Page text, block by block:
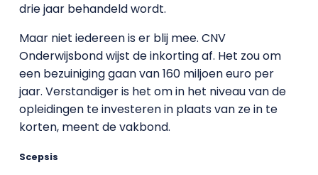
drie jaar behandeld wordt.
Maar niet iedereen is er blij mee. CNV
Onderwijsbond wijst de inkorting af. Het zou om
een bezuiniging gaan van 160 miljoen euro per
jaar. Verstandiger is het om in het niveau van de
opleidingen te investeren in plaats van ze in te
korten, meent de vakbond.
Scepsis